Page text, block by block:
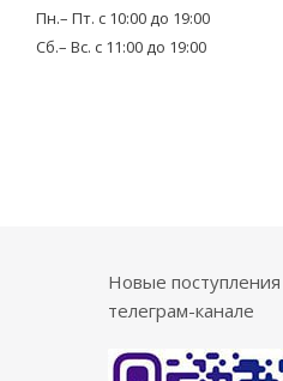
Пн.– Пт. с 10:00 до 19:00
Сб.– Вс. с 11:00 до 19:00
Новые
телеграм-канале